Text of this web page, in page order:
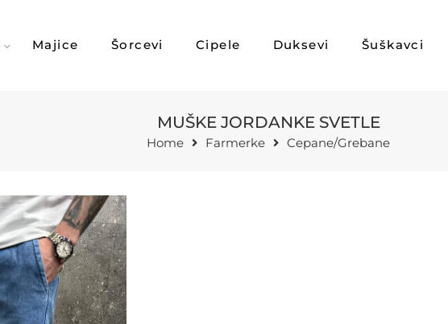
Majice Šorcevi Cipele Duksevi Šuškavci
MUŠKE JORDANKE SVETLE
Home Farmerke Cepane/Grebane